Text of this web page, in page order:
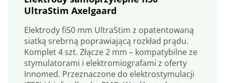
UltraStim Axelgaard
Elektrody fi50 mm UltraStim z opatentowaną
siatką srebrną poprawiającą rozkład prądu.
Komplet 4 szt. Złącze 2 mm – kompatybilne ze
stymulatorami i elektromiografami z oferty
Innomed. Przeznaczone do elektrostymulacji